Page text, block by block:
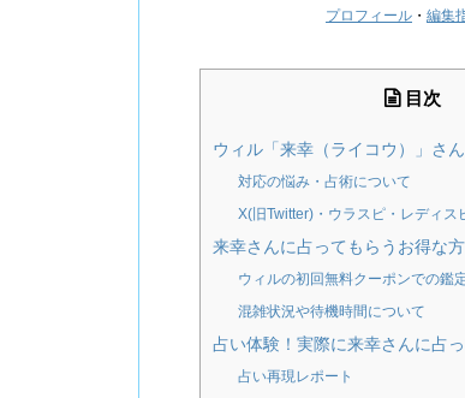
プロフィール ・ 編集
目次
ウィル「来幸（ライコウ）」さん
対応の悩み・占術について
X(旧Twitter)・ウラスピ・レディス
来幸さんに占ってもらうお得な
ウィルの初回無料クーポンでの鑑
混雑状況や待機時間について
占い体験！実際に来幸さんに占
占い再現レポート